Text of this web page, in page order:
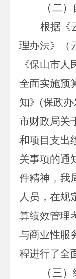
（二）
根据《
理办法》（
《保山市
全面实施预
知》 (保政办
市财政局关
和项目支出
关事项的通
件精神，我
人员，在规
算绩效管理
与商业性服
程进行了全
（三）